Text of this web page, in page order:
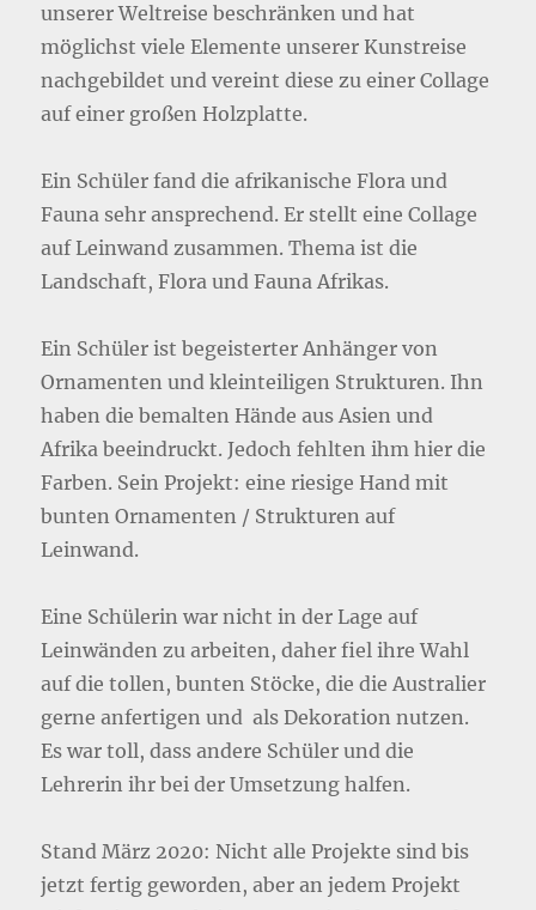
unserer Weltreise beschränken und hat
möglichst viele Elemente unserer Kunstreise
nachgebildet und vereint diese zu einer Collage
auf einer großen Holzplatte.
Ein Schüler fand die afrikanische Flora und
Fauna sehr ansprechend. Er stellt eine Collage
auf Leinwand zusammen. Thema ist die
Landschaft, Flora und Fauna Afrikas.
Ein Schüler ist begeisterter Anhänger von
Ornamenten und kleinteiligen Strukturen. Ihn
haben die bemalten Hände aus Asien und
Afrika beeindruckt. Jedoch fehlten ihm hier die
Farben. Sein Projekt: eine riesige Hand mit
bunten Ornamenten / Strukturen auf
Leinwand.
Eine Schülerin war nicht in der Lage auf
Leinwänden zu arbeiten, daher fiel ihre Wahl
auf die tollen, bunten Stöcke, die die Australier
gerne anfertigen und als Dekoration nutzen.
Es war toll, dass andere Schüler und die
Lehrerin ihr bei der Umsetzung halfen.
Stand März 2020: Nicht alle Projekte sind bis
jetzt fertig geworden, aber an jedem Projekt